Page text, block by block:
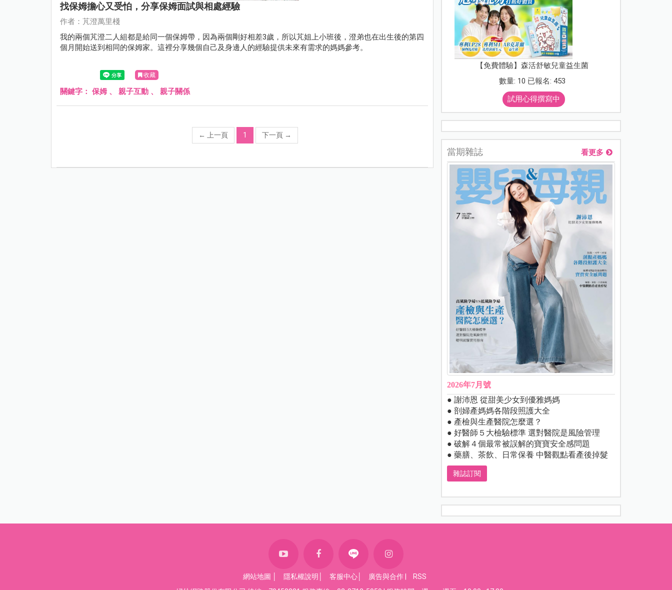
找保姆擔心又受怕，分享保姆面試與相處經驗
作者：芃澄萬里棧
我的兩個芃澄二人組都是給同一個保姆帶，因為兩個剛好相差3歲，所以芃姐上小班後，澄弟也在出生後的第四
個月開始送到相同的保姆家。這裡分享幾個自己及身邊人的經驗提供未來有需求的媽媽參考。
收藏
關鍵字： 保姆、 親子互動 、 親子關係
← 上一頁 1 下一頁 →
【免費體驗】森活舒敏兒童益生菌
數量: 10 已報名: 453
試用心得撰寫中
當期雜誌 看更多
2026年7月號
● 謝沛恩 從甜美少女到優雅媽媽
● 剖婦產媽媽各階段照護大全
● 產檢與生產醫院怎麼選？
● 好醫師５大檢驗標準 選對醫院是風險管理
● 破解４個最常被誤解的寶寶安全感問題
● 藥膳、茶飲、日常保養 中醫觀點看產後掉髮
雜誌訂閱
網站地圖 隱私權說明 客服中心 廣告與合作
RSS